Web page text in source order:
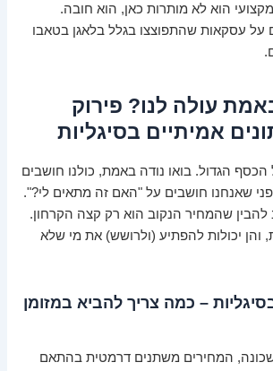
הוא לא מותרות כאן, הוא חובה.
על עסקאות שהתפוצצו בגלל בלאגן בטאבו
עולה לנו? פירוק
אמיתיים בסיגליות
הגדול. בואו נודה באמת, כולנו חושבים
שאנחנו חושבים על "האם זה מתאים לי?".
שהמחיר הנקוב הוא רק קצה הקרחון.
והן יכולות להפתיע (ולרושש) את מי שלא
– כמה צריך להביא במזומן
שכונה, המחירים משתנים דרמטית בהתאם